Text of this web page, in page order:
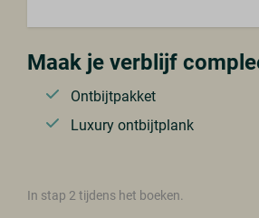
Maak je verblijf
Ontbijtpakket
Luxury ontbijtplank
In stap 2 tijdens het boeken.